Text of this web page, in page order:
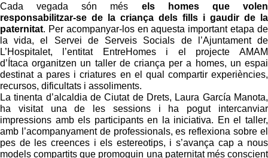
Cada vegada són més els homes que volen
responsabilitzar-se de la criança dels fills i gaudir de la
paternitat. Per acompanyar-los en aquesta important etapa de
la vida, el Servei de Serveis Socials de l’Ajuntament de
L’Hospitalet, l’entitat EntreHomes i el projecte AMAM
d’Ítaca organitzen un taller de criança per a homes, un espai
destinat a pares i criatures en el qual compartir experiències,
recursos, dificultats i assoliments.
La tinenta d’alcaldia de Ciutat de Drets, Laura García Manota,
ha visitat una de les sessions i ha pogut intercanviar
impressions amb els participants en la iniciativa. En el taller,
amb l’acompanyament de professionals, es reflexiona sobre el
pes de les creences i els estereotips, i s’avança cap a nous
models compartits que promoguin una paternitat més conscient